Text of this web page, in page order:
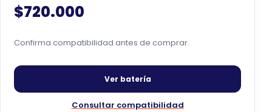
$720.000
Confirma compatibilidad antes de comprar.
Ver batería
Consultar compatibilidad